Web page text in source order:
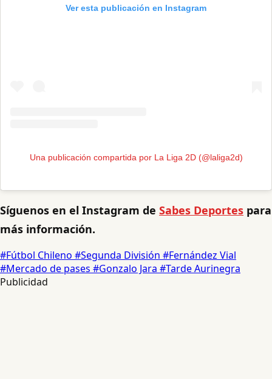
Ver esta publicación en Instagram
Una publicación compartida por La Liga 2D (@laliga2d)
Síguenos en el Instagram de Sabes Deportes para
más información.
#Fútbol Chileno #Segunda División #Fernández Vial
#Mercado de pases #Gonzalo Jara #Tarde Aurinegra
Publicidad